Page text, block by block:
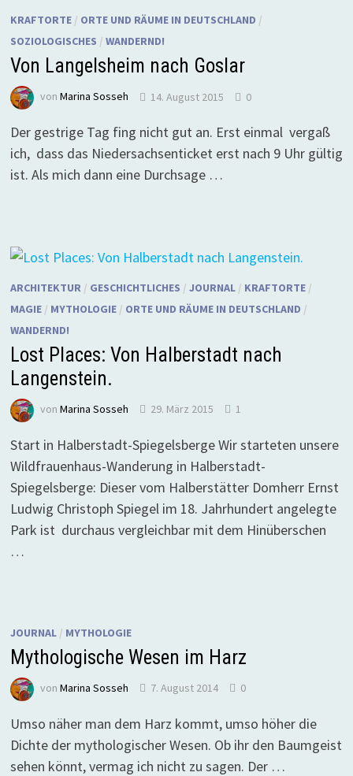
KRAFTORTE/ ORTE UND RÄUME IN DEUTSCHLAND /
SOZIOLOGISCHES / WANDERND!
Von Langelsheim nach Goslar
von Marina Sosseh 14. August 2015 0
Der gestrige Tag fing nicht gut an. Erst einmal vergaß
ich, dass das Niedersachsenticket erst nach 9 Uhr gültig
ist. Als mich dann eine Durchsage …
ARCHITEKTUR / GESCHICHTLICHES / JOURNAL/ KRAFTORTE/
MAGIE/ MYTHOLOGIE/ ORTE UND RÄUME IN DEUTSCHLAND /
WANDERND!
Lost Places: Von Halberstadt nach
Langenstein.
von Marina Sosseh 29. März 2015 1
Start in Halberstadt-Spiegelsberge Wir starteten unsere
Wildfrauenhaus-Wanderung in Halberstadt-
Spiegelsberge: Dieser vom Halberstätter Domherr Ernst
Ludwig Christoph Spiegel im 18. Jahrhundert angelegte
Park ist durchaus vergleichbar mit dem Hinüberschen
…
JOURNAL/ MYTHOLOGIE
Mythologische Wesen im Harz
von Marina Sosseh 7. August 2014 0
Umso näher man dem Harz kommt, umso höher die
Dichte der mythologischer Wesen. Ob ihr den Baumgeist
sehen könnt, vermag ich nicht zu sagen. Der …